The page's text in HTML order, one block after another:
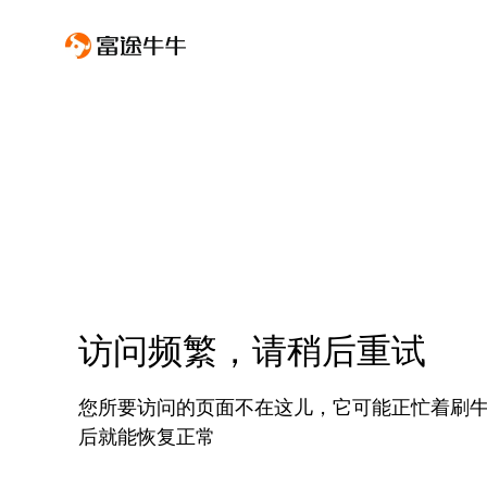
访问频繁，请稍后重试
您所要访问的页面不在这儿，它可能正忙着刷
后就能恢复正常